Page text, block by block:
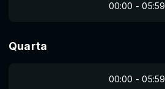
00:00 - 05:59
Quarta
00:00 - 05:59